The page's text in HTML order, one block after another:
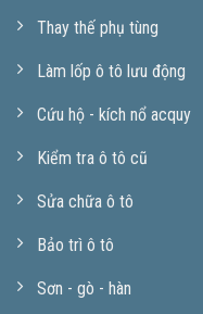
Thay thế phụ tùng
Làm lốp ô tô lưu động
Cứu hộ - kích nổ acquy
Kiểm tra ô tô cũ
Sửa chữa ô tô
Bảo trì ô tô
Sơn - gò - hàn